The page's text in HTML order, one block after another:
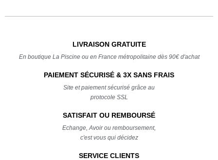
LIVRAISON GRATUITE
En boutique La Piscine ou en France métropolitaine dès 90€ d'achat
PAIEMENT SÉCURISÉ & 3X SANS FRAIS
Site et paiement sécurisé grâce au
protocole SSL
SATISFAIT OU REMBOURSÉ
Echange, Avoir ou remboursement,
c'est vous qui décidez
SERVICE CLIENTS